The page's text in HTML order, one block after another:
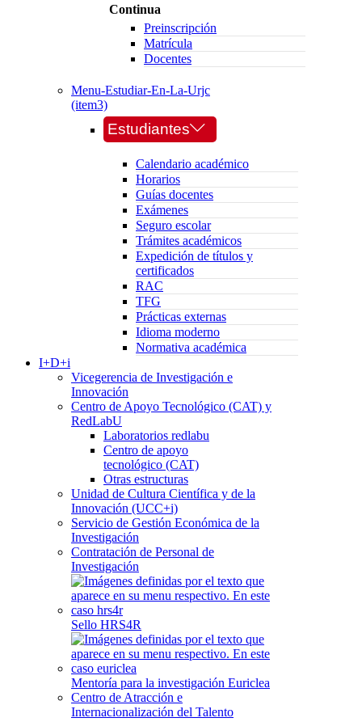
Continua
Preinscripción
Matrícula
Docentes
Menu-Estudiar-En-La-Urjc
(item3)
Estudiantes
Calendario académico
Horarios
Guías docentes
Exámenes
Seguro escolar
Trámites académicos
Expedición de títulos y
certificados
RAC
TFG
Prácticas externas
Idioma moderno
Normativa académica
I+D+i
Vicegerencia de Investigación e
Innovación
Centro de Apoyo Tecnológico (CAT) y
RedLabU
Laboratorios redlabu
Centro de apoyo
tecnológico (CAT)
Otras estructuras
Unidad de Cultura Científica y de la
Innovación (UCC+i)
Servicio de Gestión Económica de la
Investigación
Contratación de Personal de
Investigación
Sello HRS4R
Mentoría para la investigación Euriclea
Centro de Atracción e
Internacionalización del Talento